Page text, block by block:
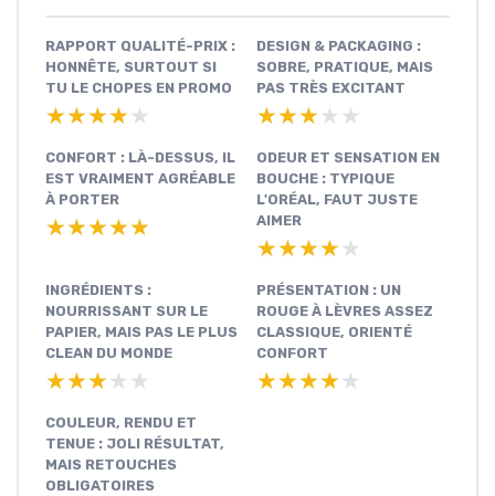
RAPPORT QUALITÉ-PRIX :
HONNÊTE, SURTOUT SI
TU LE CHOPES EN PROMO
★★★★★
★★★★★
DESIGN & PACKAGING :
SOBRE, PRATIQUE, MAIS
PAS TRÈS EXCITANT
★★★★★
★★★★★
CONFORT : LÀ-DESSUS, IL
EST VRAIMENT AGRÉABLE
À PORTER
★★★★★
★★★★★
ODEUR ET SENSATION EN
BOUCHE : TYPIQUE
L'ORÉAL, FAUT JUSTE
AIMER
★★★★★
★★★★★
INGRÉDIENTS :
NOURRISSANT SUR LE
PAPIER, MAIS PAS LE PLUS
CLEAN DU MONDE
★★★★★
★★★★★
PRÉSENTATION : UN
ROUGE À LÈVRES ASSEZ
CLASSIQUE, ORIENTÉ
CONFORT
★★★★★
★★★★★
COULEUR, RENDU ET
TENUE : JOLI RÉSULTAT,
MAIS RETOUCHES
OBLIGATOIRES